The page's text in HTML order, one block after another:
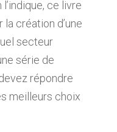
ce livre
création d’une
secteur
série de
répondre
meilleurs choix